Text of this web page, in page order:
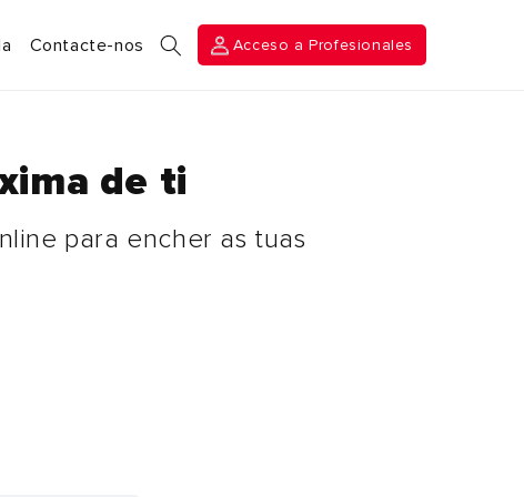
Contacte-nos Acceso a Profesionales
Profesionales
de ti
para encher as tuas